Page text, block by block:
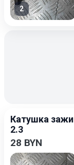
2
Катушка
2.3
28 BYN